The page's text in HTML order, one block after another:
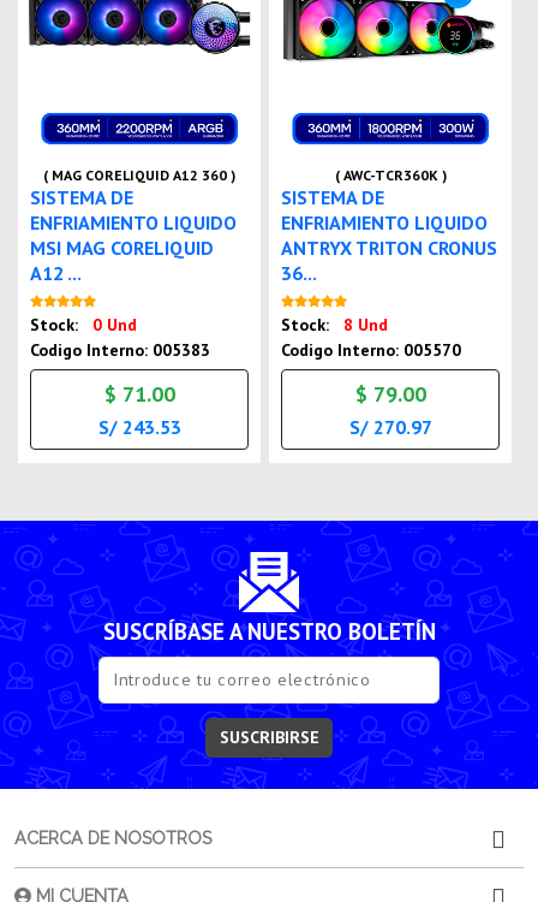
( MAG CORELIQUID A12 360 )
SISTEMA DE
ENFRIAMIENTO LIQUIDO
MSI MAG CORELIQUID
A12 ...
Stock:
0 Und
Codigo Interno: 005383
$ 71.00
S/ 243.53
( AWC-TCR360K )
SISTEMA DE
ENFRIAMIENTO LIQUIDO
ANTRYX TRITON CRONUS
36...
Stock:
8 Und
Codigo Interno: 005570
$ 79.00
S/ 270.97
SUSCRÍBASE A NUESTRO BOLETÍN
SUSCRIBIRSE
ACERCA DE NOSOTROS
MI CUENTA